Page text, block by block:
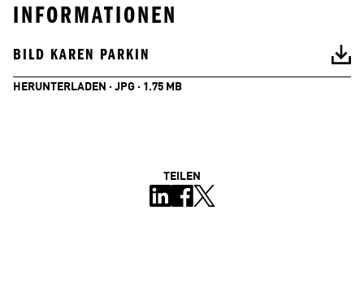
INFORMATIONEN
BILD KAREN PARKIN
HERUNTERLADEN · JPG · 1.75 MB
TEILEN